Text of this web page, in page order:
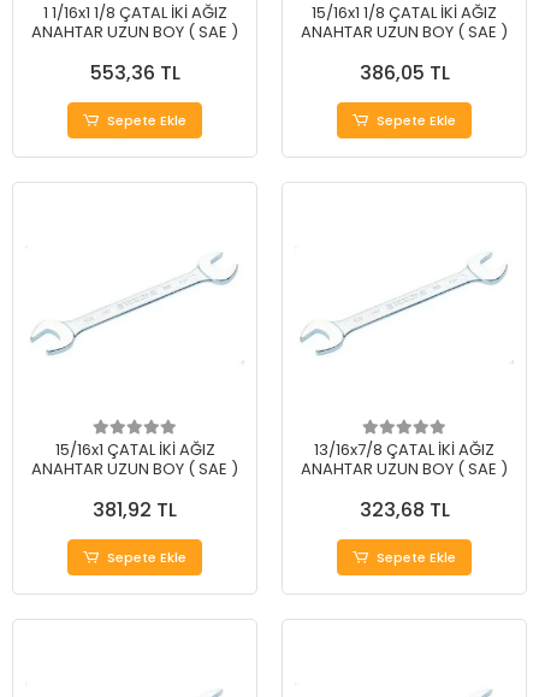
1 1/16x1 1/8 ÇATAL İKİ AĞIZ
ANAHTAR UZUN BOY ( SAE )
553,36 TL
Sepete Ekle
15/16x1 1/8 ÇATAL İKİ AĞIZ
ANAHTAR UZUN BOY ( SAE )
386,05 TL
Sepete Ekle
15/16x1 ÇATAL İKİ AĞIZ
ANAHTAR UZUN BOY ( SAE )
381,92 TL
Sepete Ekle
13/16x7/8 ÇATAL İKİ AĞIZ
ANAHTAR UZUN BOY ( SAE )
323,68 TL
Sepete Ekle